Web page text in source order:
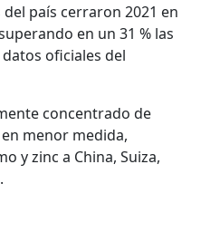
país cerraron 2021 en
en un 31 % las
oficiales del
concentrado de
menor medida,
y zinc a China, Suiza,